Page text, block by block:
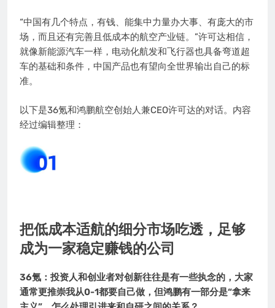
“中国有几个特点，有钱、能集中力量办大事、有庞大的市
场，而且还有完善且低成本的航空产业链。”许可达相信，
就像新能源汽车一样，电动化航发和飞行器也具备弯道超
车的基础和条件，中国产品也有望向全世界输出自己的标
准。
以下是36氪和鸿鹏航空创始人兼CEO许可达的对话。内容
经过编辑整理：
把低成本适航的细分市场吃透，足够
成为一家稳定赚钱的公司
36氪：投资人和创业者对创新往往是有一些执念的，大家
通常更推崇我从0-1都要自己做，但鸿鹏有一部分是“拿来